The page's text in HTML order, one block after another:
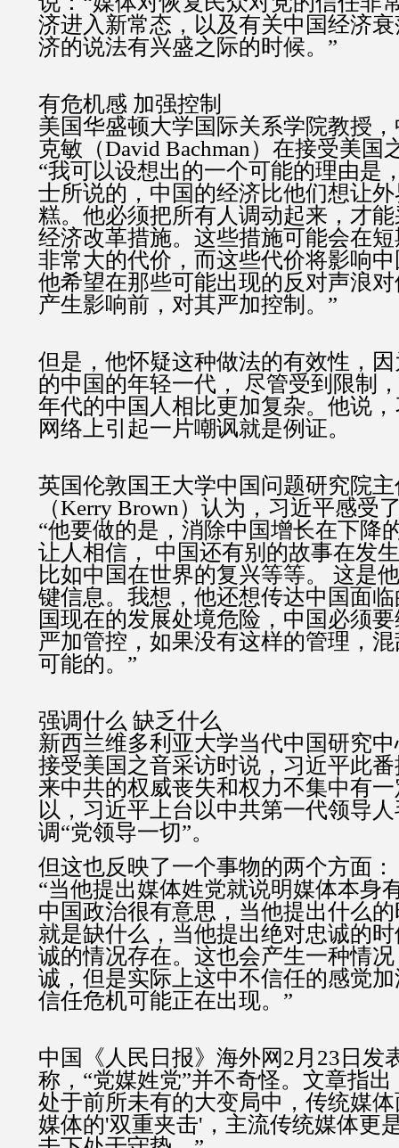
济进入新常态，以及有关中国经济
济的说法有兴盛之际的时候。”
有危机感 加强控制
美国华盛顿大学国际关系学院教授
克敏（David Bachman）在接受美国
“我可以设想出的一个可能的理由是
士所说的，中国的经济比他们想让
糕。他必须把所有人调动起来，才
经济改革措施。这些措施可能会在
非常大的代价，而这些代价将影响
他希望在那些可能出现的反对声浪
产生影响前，对其严加控制。”
但是，他怀疑这种做法的有效性，
的中国的年轻一代， 尽管受到限制
年代的中国人相比更加复杂。他说
网络上引起一片嘲讽就是例证。
英国伦敦国王大学中国问题研究院
（Kerry Brown）认为，习近平感受
“他要做的是，消除中国增长在下降
让人相信， 中国还有别的故事在发
比如中国在世界的复兴等等。 这是
键信息。我想，他还想传达中国面
国现在的发展处境危险，中国必须
严加管控，如果没有这样的管理，
可能的。”
强调什么 缺乏什么
新西兰维多利亚大学当代中国研究
接受美国之音采访时说，习近平此
来中共的权威丧失和权力不集中有
以，习近平上台以中共第一代领导
调“党领导一切”。
但这也反映了一个事物的两个方面：
“当他提出媒体姓党就说明媒体本身
中国政治很有意思，当他提出什么
就是缺什么，当他提出绝对忠诚的
诚的情况存在。这也会产生一种情
诚，但是实际上这中不信任的感觉
信任危机可能正在出现。”
中国《人民日报》海外网2月23日发
称，“党媒姓党”并不奇怪。文章指
处于前所未有的大变局中，传统媒
媒体的'双重夹击'，主流传统媒体更